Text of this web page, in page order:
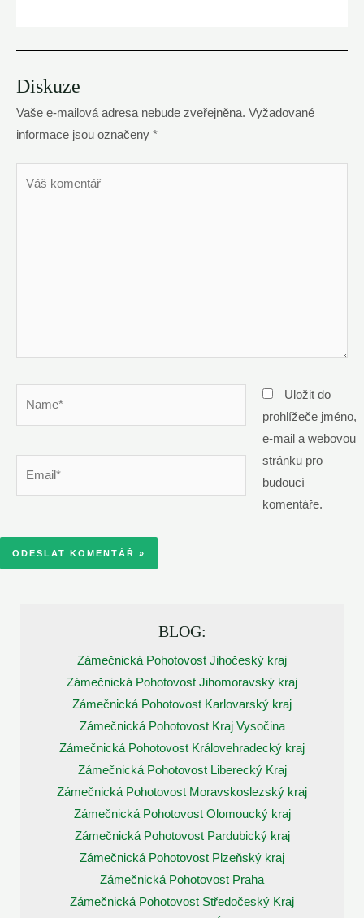
Diskuze
Vaše e-mailová adresa nebude zveřejněna. Vyžadované
informace jsou označeny *
Uložit do
prohlížeče jméno,
e-mail a webovou
stránku pro
budoucí
komentáře.
BLOG:
Zámečnická Pohotovost Jihočeský kraj
Zámečnická Pohotovost Jihomoravský kraj
Zámečnická Pohotovost Karlovarský kraj
Zámečnická Pohotovost Kraj Vysočina
Zámečnická Pohotovost Královehradecký kraj
Zámečnická Pohotovost Liberecký Kraj
Zámečnická Pohotovost Moravskoslezský kraj
Zámečnická Pohotovost Olomoucký kraj
Zámečnická Pohotovost Pardubický kraj
Zámečnická Pohotovost Plzeňský kraj
Zámečnická Pohotovost Praha
Zámečnická Pohotovost Středočeský Kraj